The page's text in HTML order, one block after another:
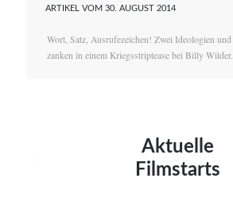
ARTIKEL VOM 30. AUGUST 2014
Wort, Satz, Ausrufezeichen! Zwei Ideologien und
zanken in einem Kriegsstriptease bei Billy Wilder.
Aktuelle
Filmstarts